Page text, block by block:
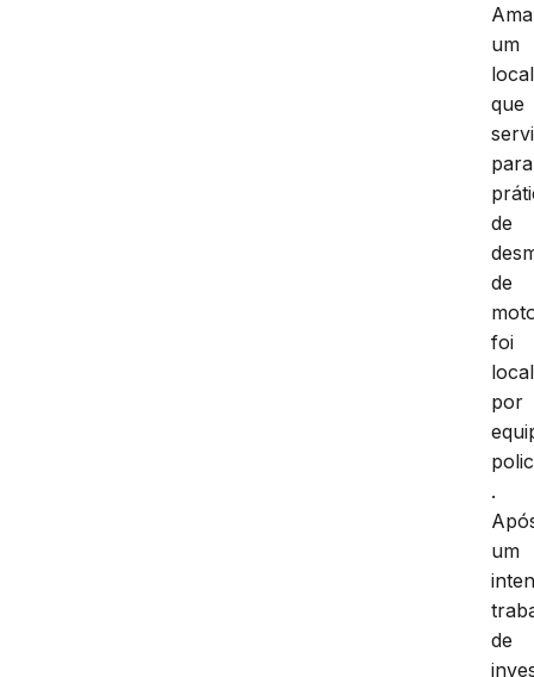
um
local
que
para
de
de
foi
por
.
um
de